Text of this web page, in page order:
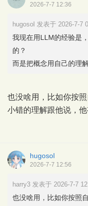
2026-7-7 12:36
hugosol 发表于 2026-7-7
我现在用LLM的经验是
的？
而是把概念用自己的理
也没啥用，比如你按
小错的理解跟他说，
hugosol
2026-7-7 12:56
harry3 发表于 2026-7-7
也没啥用，比如你按照